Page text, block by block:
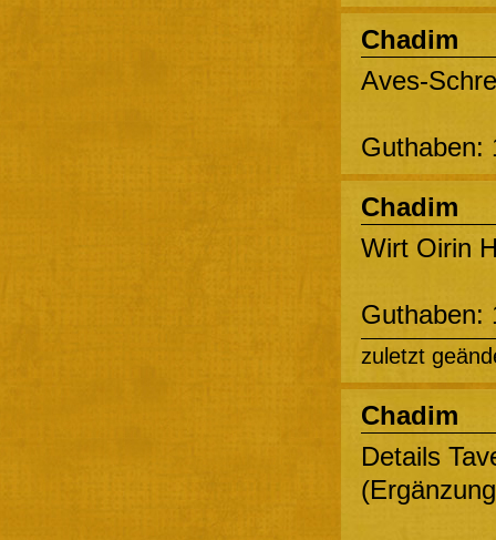
Chadim
Aves-
Guthaben:
Chadim
Wirt Oirin
Guthaben:
zuletzt
Chadim
Details